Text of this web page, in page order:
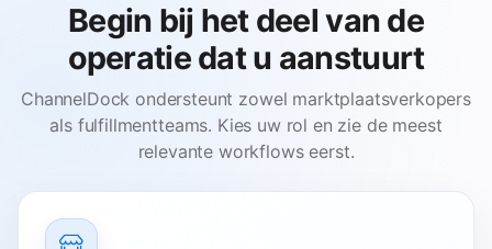
Begin bij het deel van de
operatie dat u aanstuurt
ChannelDock ondersteunt zowel marktplaatsverkopers
als fulfillmentteams. Kies uw rol en zie de meest
relevante workflows eerst.